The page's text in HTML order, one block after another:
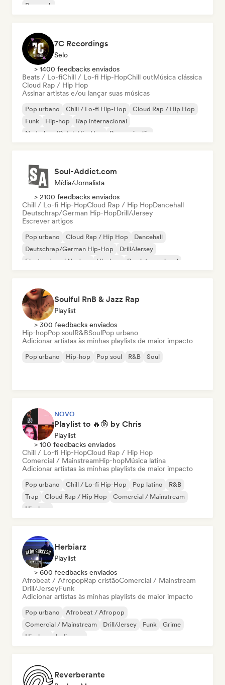
Pop rock
7C Recordings
Selo
> 1400 feedbacks enviados
Beats / Lo-fiChill / Lo-fi Hip-HopChill outMúsica clássica
Cloud Rap / Hip Hop
Assinar artistas e/ou lançar suas músicas
Pop urbano Chill / Lo-fi Hip-Hop
Cloud Rap / Hip Hop
Funk
Hip-hop
Rap internacional
Nederhop/Dutch Hip-Hop
Rap em inglês
Soul-Addict.com
Mídia/Jornalista
> 2100 feedbacks enviados
Chill / Lo-fi Hip-HopCloud Rap / Hip HopDancehall
Deutschrap/German Hip-HopDrill/Jersey
Escrever artigos
Pop urbano Cloud Rap / Hip Hop
Dancehall
Deutschrap/German Hip-Hop
Drill/Jersey
Electro Jazz / Nu Jazz
Hip-hop Rap internacional
Soulful RnB & Jazz Rap
Playlist
> 300 feedbacks enviados
Hip-hopPop soulR&BSoulPop urbano
Adicionar artistas às minhas playlists de maior impacto
Pop urbano Hip-hop Pop soul R&B Soul
NOVO
Playlist to 🔥🔞 by Chris
Playlist
> 100 feedbacks enviados
Chill / Lo-fi Hip-HopCloud Rap / Hip Hop
Comercial / MainstreamHip-hopMúsica latina
Adicionar artistas às minhas playlists de maior impacto
Pop urbano Chill / Lo-fi Hip-Hop Pop latino
R&B
Trap
Cloud Rap / Hip Hop
Comercial / Mainstream
Hip-hop
Herbiarz
Playlist
> 600 feedbacks enviados
Afrobeat / AfropopRap cristãoComercial / Mainstream
Drill/JerseyFunk
Adicionar artistas às minhas playlists de maior impacto
Pop urbano
Afrobeat / Afropop
Comercial / Mainstream
Drill/Jersey Funk
Grime
Hip-hop
Indie pop
Reverberante